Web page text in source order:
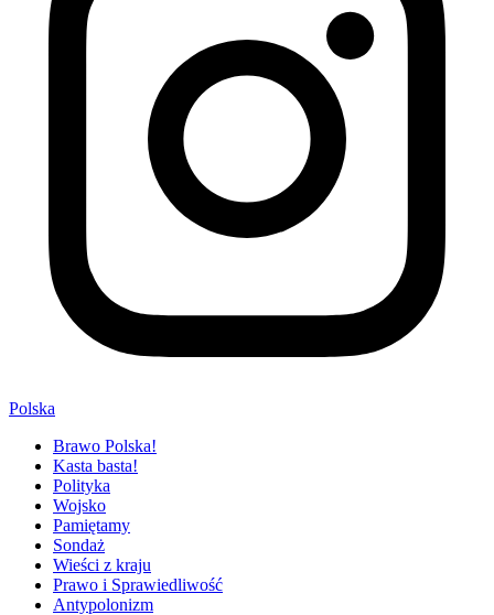
Polska
Brawo Polska!
Kasta basta!
Polityka
Wojsko
Pamiętamy
Sondaż
Wieści z kraju
Prawo i Sprawiedliwość
Antypolonizm